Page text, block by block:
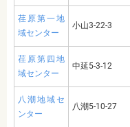
荏原第一地
域センター
小山3-22-3
荏原第四地
域センター
中延5-3-12
八潮地域セ
ンター
八潮5-10-27